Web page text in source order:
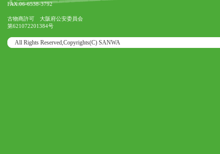
FAX.06-6538-3792
古物商許可 大阪府公安委員会
第621072201384号
All Rights Reserved,Copyrights(C) SANWA